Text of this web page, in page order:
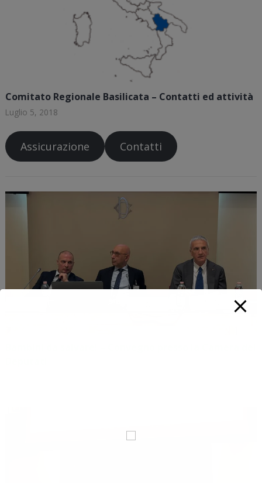
Comitato Regionale Basilicata – Contatti ed attività
Luglio 5, 2018
Assicurazione Contatti